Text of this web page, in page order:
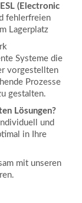
(Electronic
fehlerfreien
Lagerplatz
Systeme die
vorgestellten
Prozesse
gestalten.
Lösungen?
und
in Ihre
mit unseren